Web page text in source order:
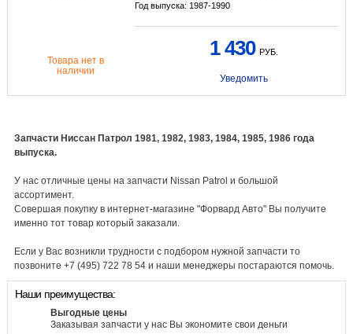
Год выпуска: 1987-1990
Товара нет в
наличии
1 430 РУБ.
Уведомить
Запчасти Ниссан Патрол 1981, 1982, 1983, 1984, 1985, 1986 года
выпуска.
У нас отличные цены на запчасти Nissan Patrol и большой
ассортимент.
Совершая покупку в интернет-магазине "Форвард Авто" Вы получите
именно тот товар который заказали.
Если у Вас возникли трудности с подбором нужной запчасти то
позвоните +7 (495) 722 78 54 и наши менеджеры постараются помочь.
Наши преимущества:
Выгодные цены
Заказывая запчасти у нас Вы экономите свои деньги